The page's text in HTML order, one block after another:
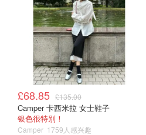
£68.85 £135.00
Camper 卡西米拉 女士鞋子
银色很特别！
Camper 1759人感兴趣